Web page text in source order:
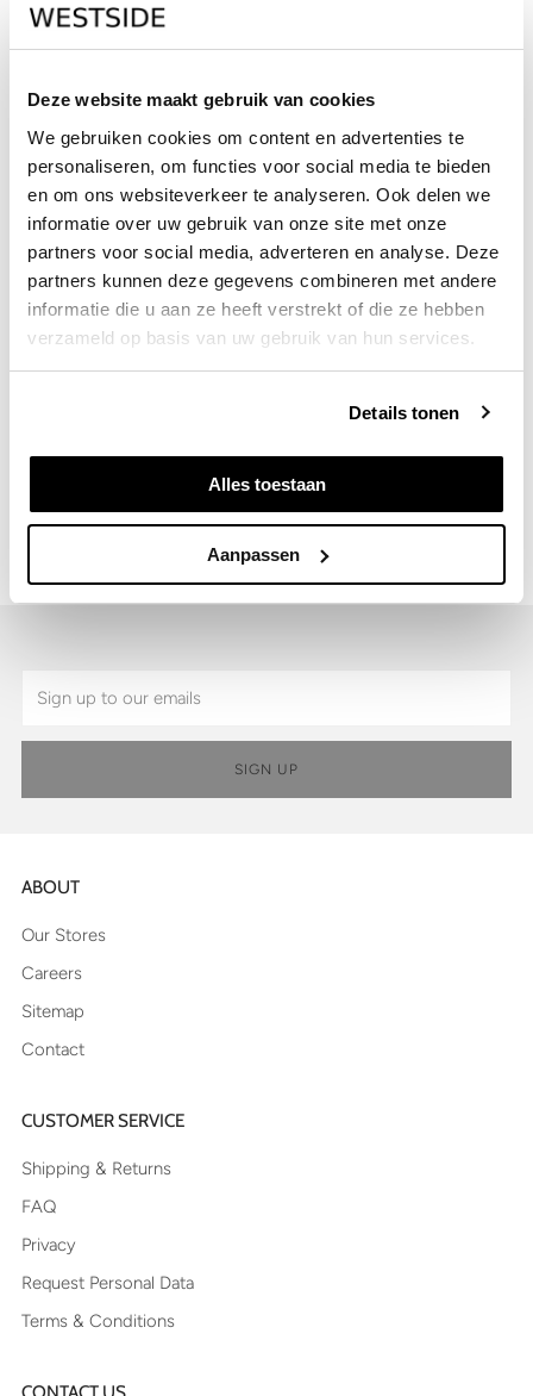
Deze website maakt gebruik van cookies
We gebruiken cookies om content en advertenties te
personaliseren, om functies voor social media te bieden
en om ons websiteverkeer te analyseren. Ook delen we
informatie over uw gebruik van onze site met onze
partners voor social media, adverteren en analyse. Deze
partners kunnen deze gegevens combineren met andere
informatie die u aan ze heeft verstrekt of die ze hebben
verzameld op basis van uw gebruik van hun services.
Details tonen
Alles toestaan
Aanpassen
QUANTITY
Out of stock
SOLD OUT
CHECK IN-STORE AVAILABILITY
Details
SIGN UP
ABOUT
Our Stores
Careers
Sitemap
Contact
CUSTOMER SERVICE
Shipping & Returns
FAQ
Privacy
Request Personal Data
Terms & Conditions